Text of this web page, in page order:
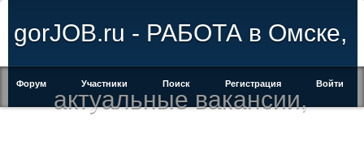
gorJOB.ru - РАБОТА в Омске,
актуальные вакансии,
Форум Участники Поиск Регистрация Войти